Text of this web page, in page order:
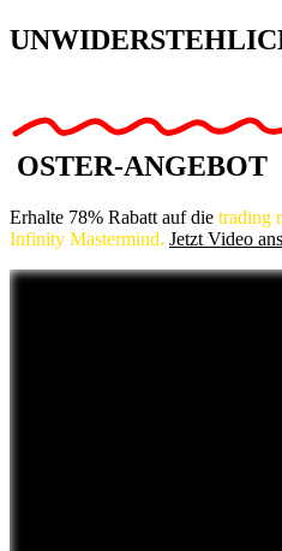
OSTER-ANGEBOT
Erhalte 78% Rabatt auf die trading
Infinity Mastermind. Jetzt Video